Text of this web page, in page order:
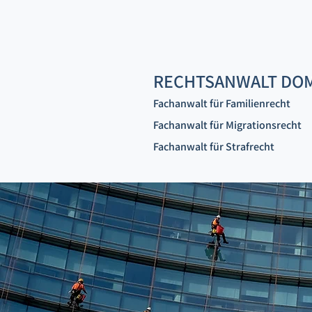
RECHTSANWALT
Fachanwalt für Familienrecht
Fachanwalt für Migrationsrecht
Fachanwalt für Strafrecht